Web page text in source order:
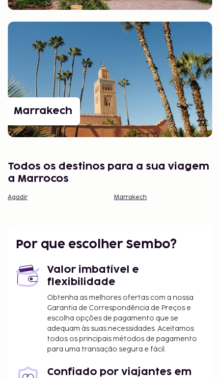
Marrakech
Todos os destinos para a sua viagem
a Marrocos
Agadir Marrakech
Por que escolher Sembo?
Valor imbatível e
flexibilidade
Obtenha as melhores ofertas com a nossa
Garantia de Correspondência de Preços e
escolha opções de pagamento que se
adequam às suas necessidades. Aceitamos
todos os principais métodos de pagamento
para uma transação segura e fácil.
Confiado por viajantes em